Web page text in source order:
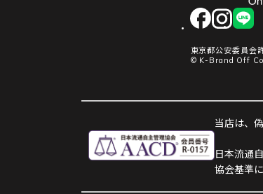
facebookinstagram
LINE
東京都公安委員
© K-Brand Off
当店は、
日本流通
協会基準